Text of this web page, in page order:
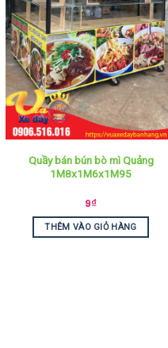
Quầy bán bún bò mì Quảng
1M8x1M6x1M95
9₫
THÊM VÀO GIỎ HÀNG